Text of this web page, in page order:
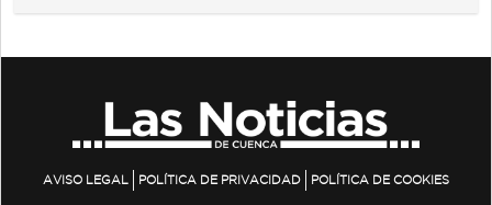
AVISO LEGAL POLÍTICA DE PRIVACIDAD POLÍTICA DE COOKIES